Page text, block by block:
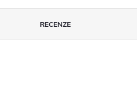
RECENZE